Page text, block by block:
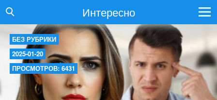
Интересно
БЕЗ РУБРИКИ
2025-01-20
ПРОСМОТРОВ: 6431